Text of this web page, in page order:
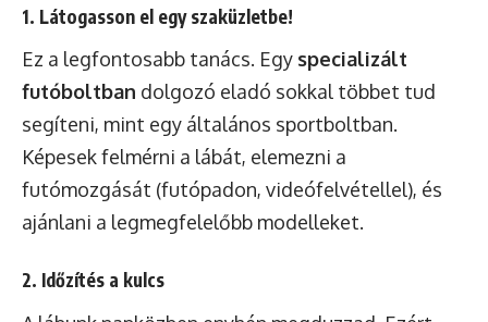
1. Látogasson el egy szaküzletbe!
Ez a legfontosabb tanács. Egy specializált
futóboltban dolgozó eladó sokkal többet tud
segíteni, mint egy általános sportboltban.
Képesek felmérni a lábát, elemezni a
futómozgását (futópadon, videófelvétellel), és
ajánlani a legmegfelelőbb modelleket.
2. Időzítés a kulcs